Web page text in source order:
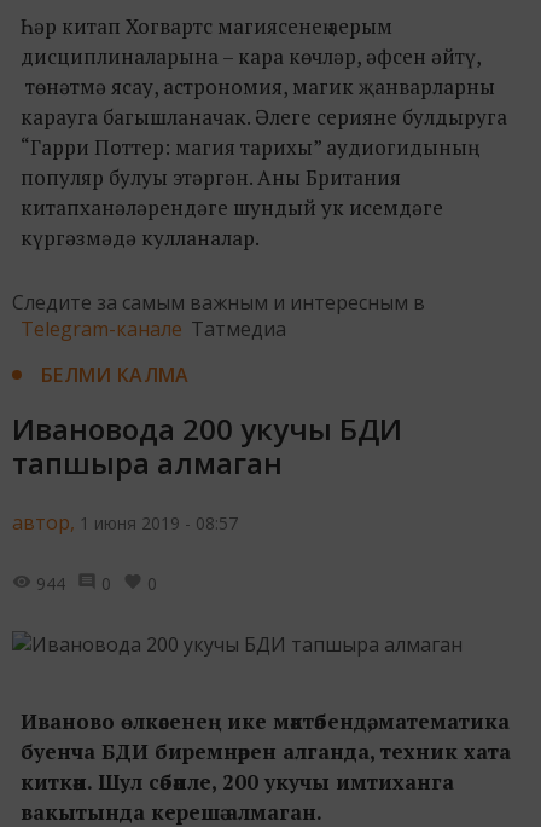
Һәр китап Хогвартс магиясенең аерым
дисциплиналарына – кара көчләр, әфсен әйтү,
төнәтмә ясау, астрономия, магик җанварларны
карауга багышланачак. Әлеге серияне булдыруга
“Гарри Поттер: магия тарихы” аудиогидының
популяр булуы этәргән. Аны Британия
китапханәләрендәге шундый ук исемдәге
күргәзмәдә кулланалар.
Следите за самым важным и интересным в
Telegram-канале Татмедиа
БЕЛМИ КАЛМА
Ивановода 200 укучы БДИ
тапшыра алмаган
автор, 1 июня 2019 - 08:57
944 0 0
Иваново өлкәсенең ике мәктәбендә, математика
буенча БДИ биремнәрен алганда, техник хата
киткән. Шул сәбәпле, 200 укучы имтиханга
вакытында керешә алмаган.